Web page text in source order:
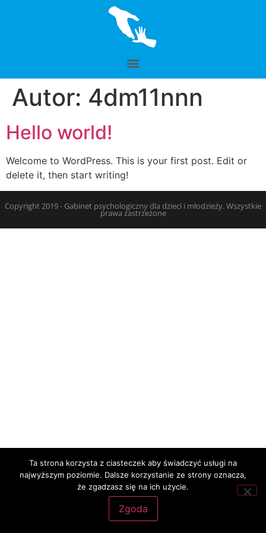
Autor: 4dm11nnn
Hello world!
Welcome to WordPress. This is your first post. Edit or
delete it, then start writing!
Copyright 2019 - Gabinet psychologiczny dla dzieci i młodzieży. Wszystkie
prawa zastrzeżone
Ta strona korzysta z ciasteczek aby świadczyć usługi na
najwyższym poziomie. Dalsze korzystanie ze strony oznacza,
że zgadzasz się na ich użycie.
Zgoda